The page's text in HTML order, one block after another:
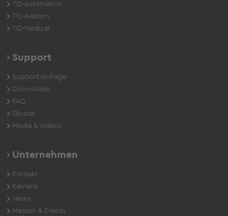
TQ-Automation
TQ-Aviation
TQ-Medical
Support
Support-Anfrage
Downloads
FAQ
Glossar
Media & Videos
Unternehmen
Kontakt
Karriere
News
Messen & Events